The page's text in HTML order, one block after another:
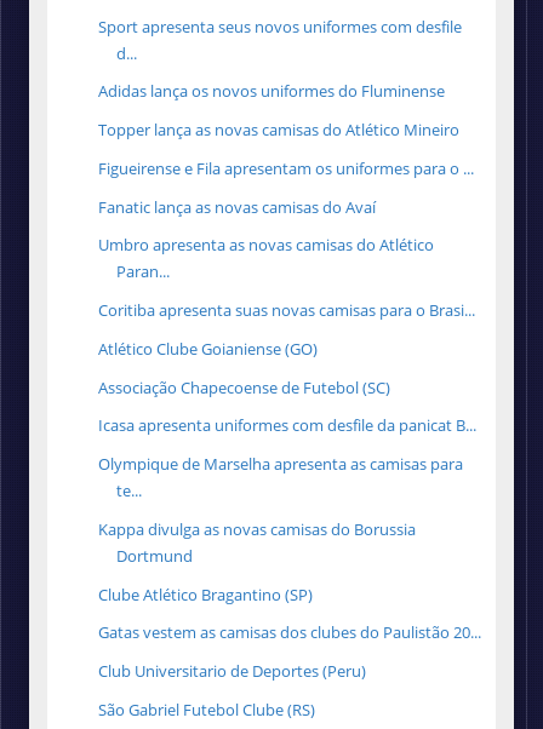
Sport apresenta seus novos uniformes com desfile
d...
Adidas lança os novos uniformes do Fluminense
Topper lança as novas camisas do Atlético Mineiro
Figueirense e Fila apresentam os uniformes para o ...
Fanatic lança as novas camisas do Avaí
Umbro apresenta as novas camisas do Atlético
Paran...
Coritiba apresenta suas novas camisas para o Brasi...
Atlético Clube Goianiense (GO)
Associação Chapecoense de Futebol (SC)
Icasa apresenta uniformes com desfile da panicat B...
Olympique de Marselha apresenta as camisas para
te...
Kappa divulga as novas camisas do Borussia
Dortmund
Clube Atlético Bragantino (SP)
Gatas vestem as camisas dos clubes do Paulistão 20...
Club Universitario de Deportes (Peru)
São Gabriel Futebol Clube (RS)